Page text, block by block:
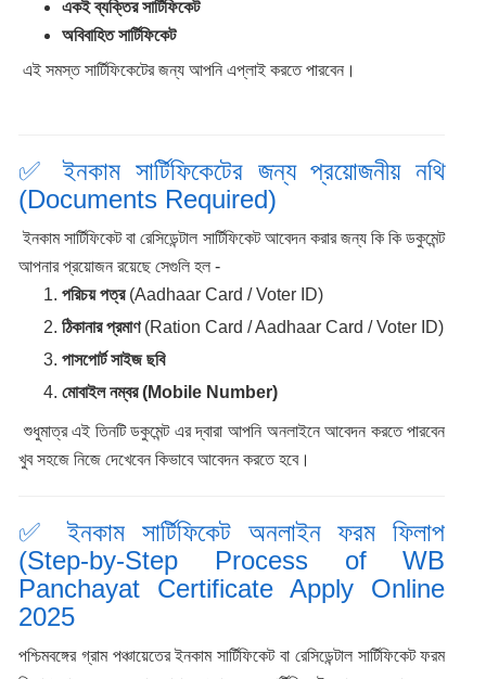
একই ব্যক্তির সার্টিফিকেট
অবিবাহিত সার্টিফিকেট
এই সমস্ত সার্টিফিকেটের জন্য আপনি এপ্লাই করতে পারবেন।
✅ ইনকাম সার্টিফিকেটের জন্য প্রয়োজনীয় নথি
(Documents Required)
ইনকাম সার্টিফিকেট বা রেসিডেন্টাল সার্টিফিকেট আবেদন করার জন্য কি কি ডকুমেন্ট
আপনার প্রয়োজন রয়েছে সেগুলি হল -
পরিচয় পত্র(Aadhaar Card / Voter ID)
ঠিকানার প্রমাণ(Ration Card / Aadhaar Card / Voter ID)
পাসপোর্ট সাইজ ছবি
মোবাইল নম্বর (Mobile Number)
শুধুমাত্র এই তিনটি ডকুমেন্ট এর দ্বারা আপনি অনলাইনে আবেদন করতে পারবেন
খুব সহজে নিজে দেখেবেন কিভাবে আবেদন করতে হবে।
✅ ইনকাম সার্টিফিকেট অনলাইন ফরম ফিলাপ
(Step-by-Step Process of WB
Panchayat Certificate Apply Online
2025
পশ্চিমবঙ্গের গ্রাম পঞ্চায়েতের ইনকাম সার্টিফিকেট বা রেসিডেন্টাল সার্টিফিকেট ফরম